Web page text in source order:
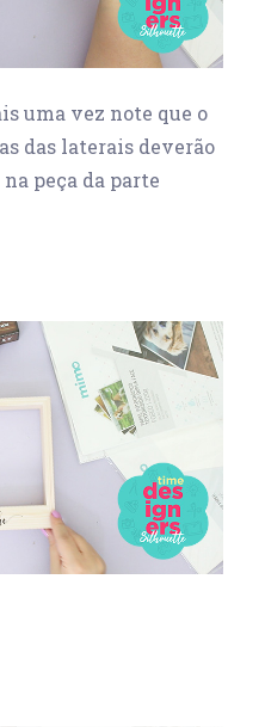
uma vez note que o
das laterais deverão
peça da parte